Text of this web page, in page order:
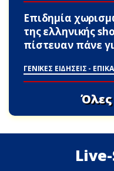
Επιδημία
της ελληνικής
πίστευαν πάνε
ΓΕΝΙΚΕΣ ΕΙΔΗΣΕΙΣ -
Όλες